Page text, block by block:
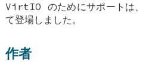
VirtIO のためにサポートは、
て登場しました。
作者